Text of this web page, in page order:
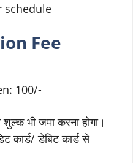
schedule
Fee
100/-
भी जमा करना होगा।
कार्ड/ डेबिट कार्ड से